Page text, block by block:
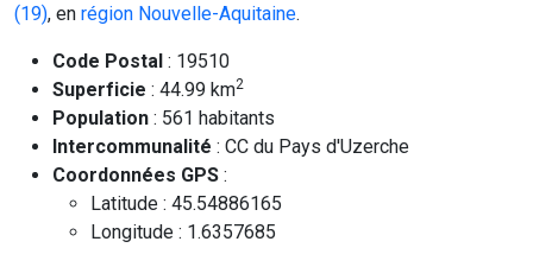
(19), en région Nouvelle-Aquitaine.
Code Postal : 19510
Superficie : 44.99 km2
Population : 561 habitants
Intercommunalité : CC du Pays d'Uzerche
Coordonnées GPS :
Latitude : 45.54886165
Longitude : 1.6357685